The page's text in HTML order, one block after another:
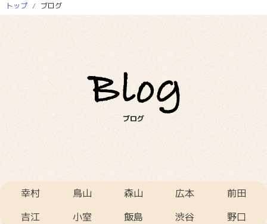
トップ ブログ
ブログ
幸村 鳥山 森山 広本
前田
吉江
小室 飯島 渋谷 野口